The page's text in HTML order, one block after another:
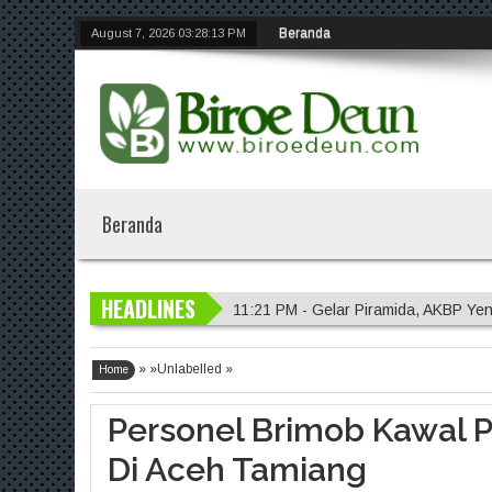
August 7, 2026 03:28:14 PM Beranda
Beranda
HEADLINES
11:21 PM - Gelar Piramida, AKBP
11:18 PM - Polres Probolinggo
7:14 PM - Polisi Sambangi Lahan
11:23 PM - Kapolres Gresik
Home » »Unlabelled »
Personel Brimob Kawal
Di Aceh Tamiang